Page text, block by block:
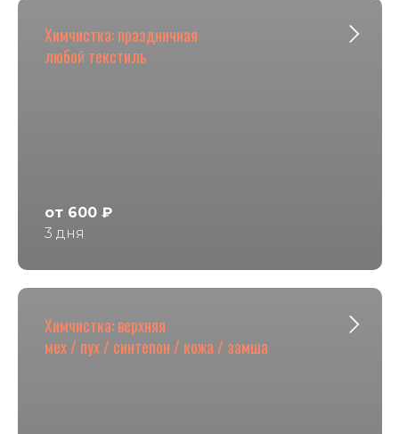
Химчистка: праздничная
любой текстиль
от 600 ₽
3 дня
Химчистка: верхняя
мех / пух / синтепон / кожа / замша